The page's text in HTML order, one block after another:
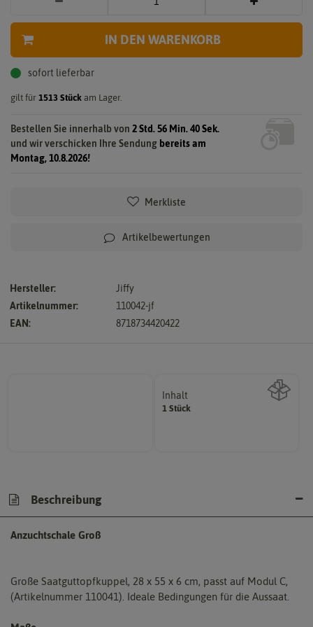
IN DEN WARENKORB
sofort lieferbar
gilt für 1513 Stück am Lager.
Bestellen Sie innerhalb von 2 Std. 56 Min. 39 Sek.
und wir verschicken Ihre Sendung bereits am
Montag, 10.8.2026!
Merkliste
Artikelbewertungen
Hersteller:
Jiffy
Artikelnummer:
110042-jf
EAN:
8718734420422
Inhalt
1 StückWie viel ist enthalten
Beschreibung
Anzuchtschale Groß
Große Saatguttopfkuppel, 28 x 55 x 6 cm, passt auf Modul C,
(Artikelnummer 110041). Ideale Bedingungen für die Aussaat.